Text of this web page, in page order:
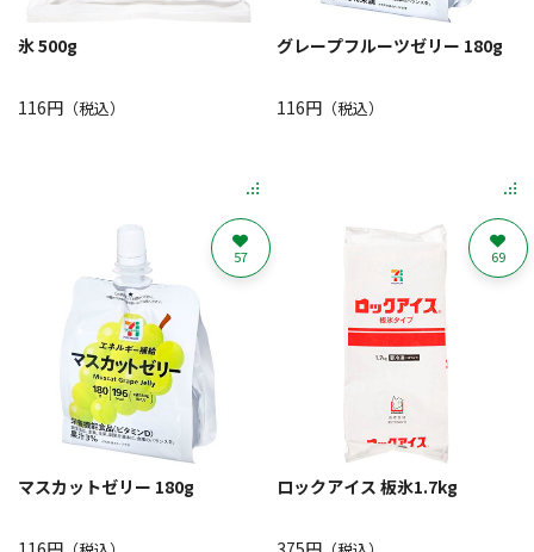
氷 500g
116円 （税込）
グレープフルーツゼリー 180g
116円（税込）
マスカットゼリー 180g
57
ロックアイス 板氷1.7kg
69